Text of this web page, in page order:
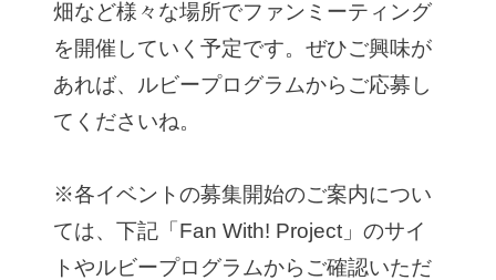
畑など様々な場所でファンミーティング
を開催していく予定です。ぜひご興味が
あれば、ルビープログラムからご応募し
てくださいね。
※各イベントの募集開始のご案内につい
ては、下記「Fan With! Project」のサイ
トやルビープログラムからご確認いただ